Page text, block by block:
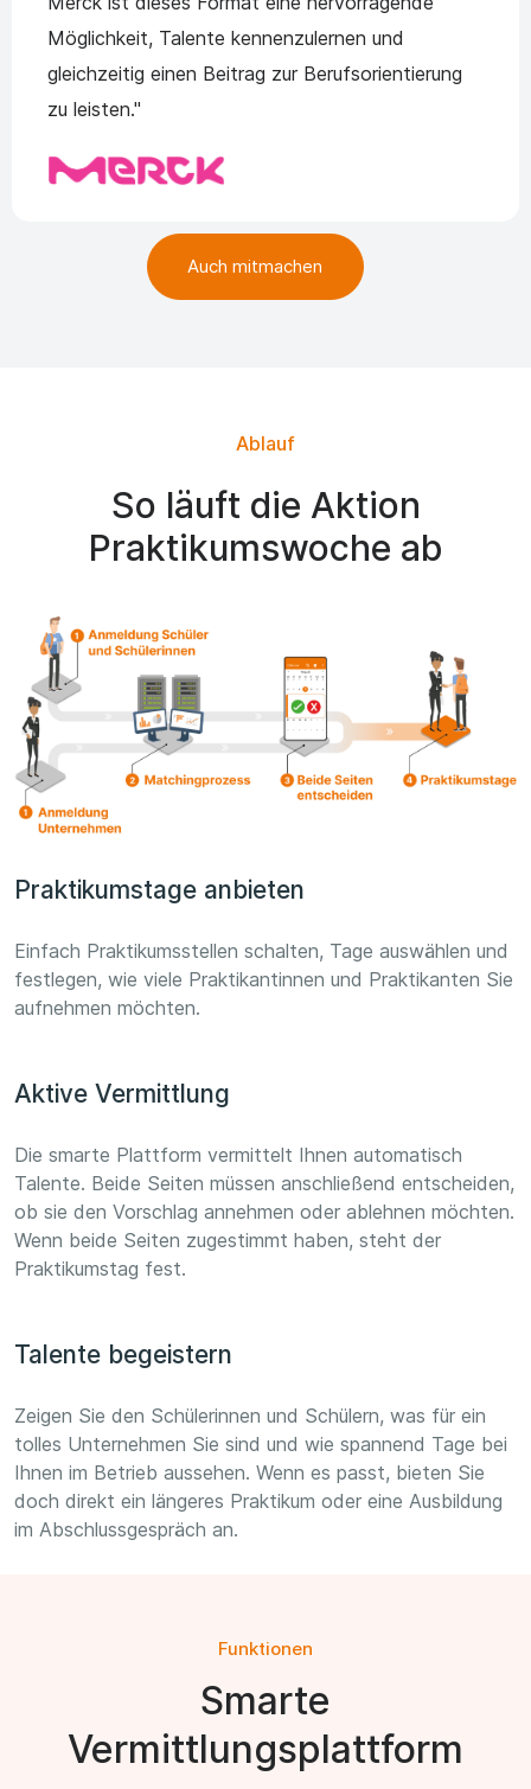
Möglichkeit, Talente kennenzulernen und
gleichzeitig einen Beitrag zur Berufsorientierung
zu leisten."
Auch mitmachen
Ablauf
So läuft die Aktion
Praktikumswoche ab
Praktikumstage anbieten
Einfach Praktikumsstellen schalten, Tage auswählen und
festlegen, wie viele Praktikantinnen und Praktikanten Sie
aufnehmen möchten.
Aktive Vermittlung
Die smarte Plattform vermittelt Ihnen automatisch
Talente. Beide Seiten müssen anschließend entscheiden,
ob sie den Vorschlag annehmen oder ablehnen möchten.
Wenn beide Seiten zugestimmt haben, steht der
Praktikumstag fest.
Talente begeistern
Zeigen Sie den Schülerinnen und Schülern, was für ein
tolles Unternehmen Sie sind und wie spannend Tage bei
Ihnen im Betrieb aussehen. Wenn es passt, bieten Sie
doch direkt ein längeres Praktikum oder eine Ausbildung
im Abschlussgespräch an.
Funktionen
Smarte
Vermittlungsplattform